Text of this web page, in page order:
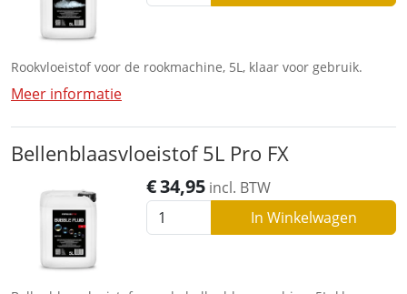
Rookvloeistof voor de rookmachine, 5L, klaar voor gebruik.
Meer informatie
Bellenblaasvloeistof 5L Pro FX
€34,95 incl. BTW
In Winkelwagen